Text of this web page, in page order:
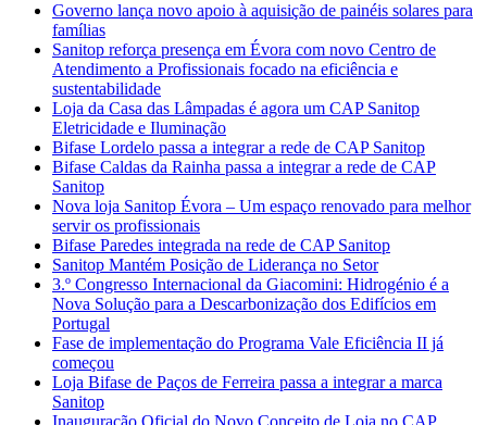
Governo lança novo apoio à aquisição de painéis solares para
famílias
Sanitop reforça presença em Évora com novo Centro de
Atendimento a Profissionais focado na eficiência e
sustentabilidade
Loja da Casa das Lâmpadas é agora um CAP Sanitop
Eletricidade e Iluminação
Bifase Lordelo passa a integrar a rede de CAP Sanitop
Bifase Caldas da Rainha passa a integrar a rede de CAP
Sanitop
Nova loja Sanitop Évora – Um espaço renovado para melhor
servir os profissionais
Bifase Paredes integrada na rede de CAP Sanitop
Sanitop Mantém Posição de Liderança no Setor
3.º Congresso Internacional da Giacomini: Hidrogénio é a
Nova Solução para a Descarbonização dos Edifícios em
Portugal
Fase de implementação do Programa Vale Eficiência II já
começou
Loja Bifase de Paços de Ferreira passa a integrar a marca
Sanitop